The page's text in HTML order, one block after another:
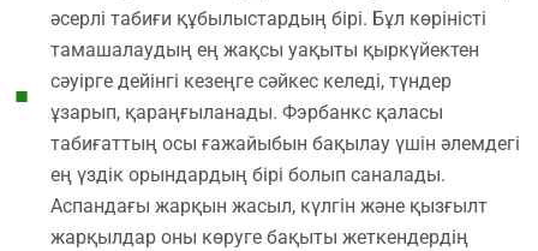
әсерлі табиғи құбылыстардың бірі. Бұл көріністі
тамашалаудың ең жақсы уақыты қыркүйектен
сәуірге дейінгі кезеңге сәйкес келеді, түндер
ұзарып, қараңғыланады. Фэрбанкс қаласы
табиғаттың осы ғажайыбын бақылау үшін әлемдегі
ең үздік орындардың бірі болып саналады.
Аспандағы жарқын жасыл, күлгін және қызғылт
жарқылдар оны көруге бақыты жеткендердің